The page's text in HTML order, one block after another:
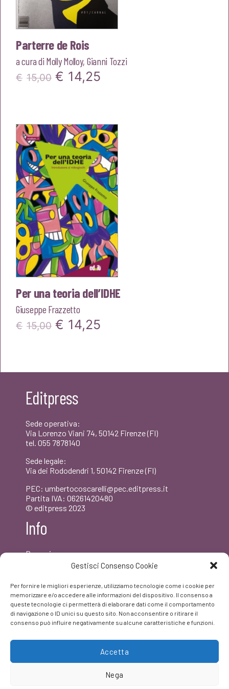
Gestisci Consenso Cookie
Per fornire le migliori esperienze, utilizziamo tecnologie come i cookie per
memorizzare e/o accedere alle informazioni del dispositivo. Il consenso a
queste tecnologie ci permetterà di elaborare dati come il comportamento
di navigazione o ID unici su questo sito. Non acconsentire o ritirare il
consenso può influire negativamente su alcune caratteristiche e funzioni.
Accetta
Nega
Parterre de Rois
a cura di Molly Molloy, Gianni Tozzi
€ 15,00 Il
era:
€15,00.
€ 14,25
è:
€14,25.
Per una teoria dell’IDHE
Giuseppe Frazzetto
€ 15,00 Il
€15,00.
€ 14,25
Editpress
Sede operativa:
Via Lorenzo Viani 74, 50142 Firenze (FI)
tel. 055 7878140
Sede legale:
Via dei Rododendri 1, 50142 Firenze (FI)
PEC: umbertocoscarelli@pec.editpress.it
Partita IVA: 06261420480
© editpress 2023
Info
Dove siamo
Privacy policy
FAQ
Facebook